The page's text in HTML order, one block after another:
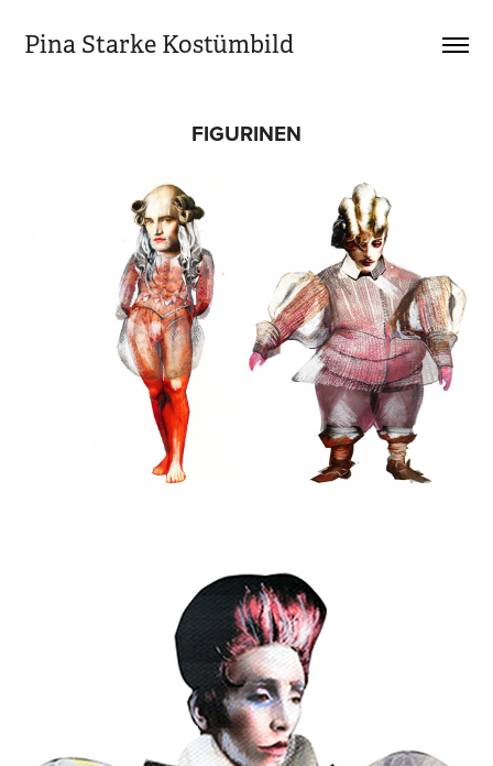
Pina Starke Kostümbild
FIGURINEN